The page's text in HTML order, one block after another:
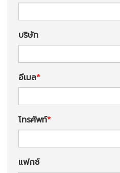
บริษัท
อีเมล
โทรศัพท์
แฟกซ์